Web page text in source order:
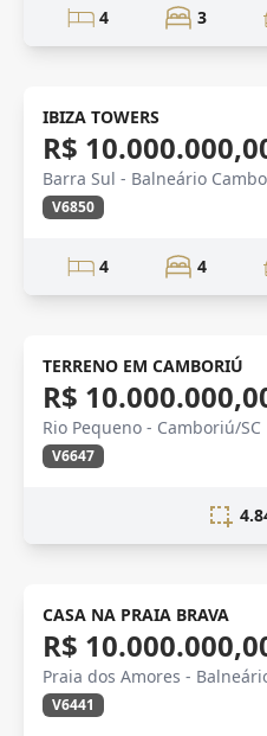
4 3
Novidade
IBIZA TOWERS
R$
Barra Sul - Balneário
V6850
4 4
TERRENO EM CAMBORIÚ
R$
Rio Pequeno - Camboriú/SC
V6647
CASA NA PRAIA BRAVA
R$
Praia dos Amores -
V6441